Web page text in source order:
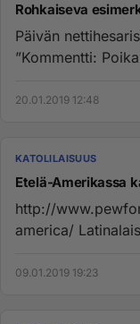
Rohkaiseva
Päivän
”Kommentti:
20.01.2019 12:48
KATOLILAISUUS
Etelä-Amerikassa
http://
america/
09.01.2019 19:23